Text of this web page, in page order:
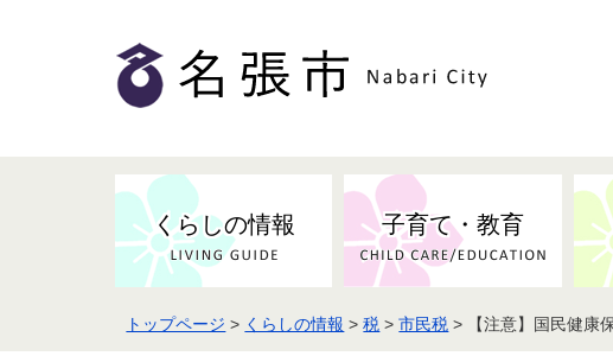
くらしの情報
届出・証明
子育て・教育
健康・検（健）診・予防接種
地域医療 防
市の条例・計画・方針
事業者の方へお知らせ 各種広告
トップページ > くらしの情報 >税 >市民税 > 【注意】国民健康